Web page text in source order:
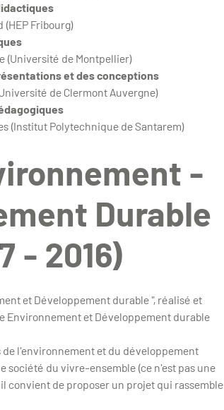
(HEP Fribourg)
de Montpellier)​​​​​​
et des conceptions
(Université de Clermont Auvergne)
(Institut Polytechnique de Santarem)
-
Durable
- 2016)
et Développement durable ", réalisé et
Environnement et Développement durable
l'environnement et du développement
société du vivre-ensemble (ce n'est pas une
convient de proposer un projet qui rassemble